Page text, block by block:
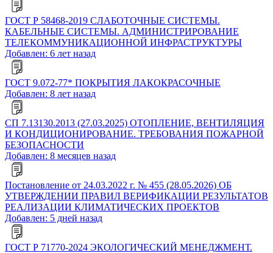
ГОСТ Р 58468-2019 СЛАБОТОЧНЫЕ СИСТЕМЫ.
КАБЕЛЬНЫЕ СИСТЕМЫ. АДМИНИСТРИРОВАНИЕ
ТЕЛЕКОММУНИКАЦИОННОЙ ИНФРАСТРУКТУРЫ
Добавлен: 6 лет назад
ГОСТ 9.072-77* ПОКРЫТИЯ ЛАКОКРАСОЧНЫЕ
Добавлен: 8 лет назад
СП 7.13130.2013 (27.03.2025) ОТОПЛЕНИЕ, ВЕНТИЛЯЦИЯ
И КОНДИЦИОНИРОВАНИЕ. ТРЕБОВАНИЯ ПОЖАРНОЙ
БЕЗОПАСНОСТИ
Добавлен: 8 месяцев назад
Постановление от 24.03.2022 г. № 455 (28.05.2026) ОБ
УТВЕРЖДЕНИИ ПРАВИЛ ВЕРИФИКАЦИИ РЕЗУЛЬТАТОВ
РЕАЛИЗАЦИИ КЛИМАТИЧЕСКИХ ПРОЕКТОВ
Добавлен: 5 дней назад
ГОСТ Р 71770-2024 ЭКОЛОГИЧЕСКИЙ МЕНЕДЖМЕНТ.